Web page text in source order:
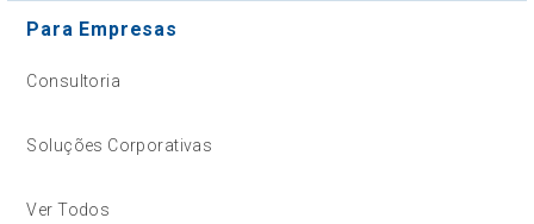
Para Empresas
Consultoria
Soluções Corporativas
Ver Todos